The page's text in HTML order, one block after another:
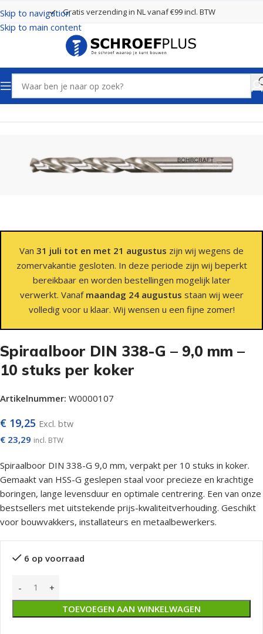
Skip to navigation
Skip to main content
Gratis verzending in NL vanaf €99 incl. BTW
Home Boren Spiraalboren
Van 31 juli tot en met 21 augustus zijn wij wegens de
zomervakantie gesloten. In deze periode zijn wij beperkt
bereikbaar en worden bestellingen mogelijk later
verwerkt. Vanaf maandag 24 augustus staan wij weer
volledig voor u klaar. Wij wensen u een fijne zomer!
Spiraalboor DIN 338-G – 9,0 mm –
10 stuks per koker
Artikelnummer: W0000107
€ 19,25 Excl. btw
€ 23,29 incl. BTW
Spiraalboor DIN 338-G 9,0 mm, verpakt per 10 stuks in koker.
Gemaakt van HSS-G geslepen staal voor precieze en krachtige
boringen, lange levensduur en optimale centrering. Een van onze
bestsellers met uitstekende prijs-kwaliteitverhouding. Geschikt
voor bouwvakkers, installateurs en metaalbewerkers.
6 op voorraad
TOEVOEGEN AAN WINKELWAGEN